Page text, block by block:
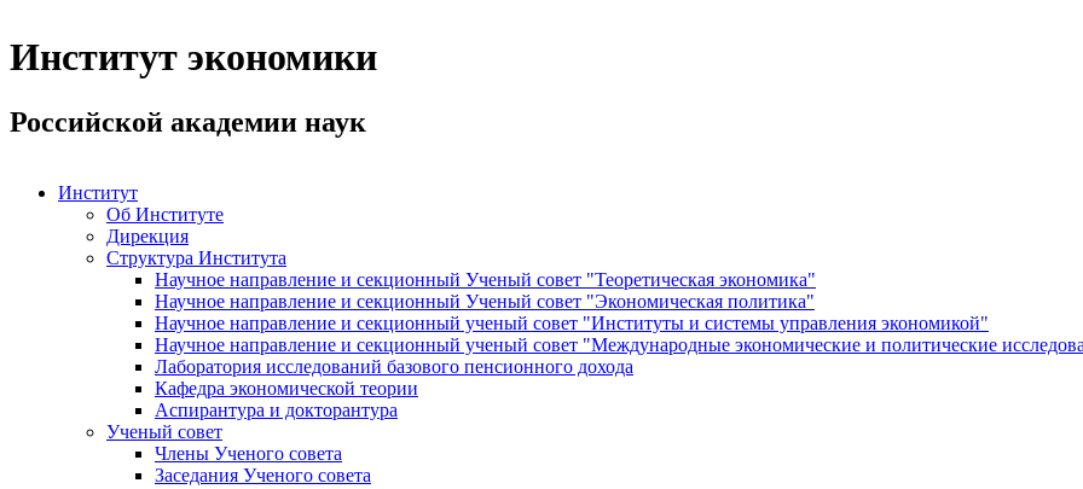
Институт экономики
Российской академии наук
Институт
Об Институте
Дирекция
Структура Института
Научное направление и секционный Ученый совет "Теоретическая экономика"
Научное направление и секционный Ученый совет "Экономическая политика"
Научное направление и секционный ученый совет "Институты и системы управления экономикой"
Научное направление и секционный ученый совет "Международные экономические и политические
Лаборатория исследований базового пенсионного дохода
Кафедра экономической теории
Аспирантура и докторантура
Ученый совет
Члены Ученого совета
Заседания Ученого совета